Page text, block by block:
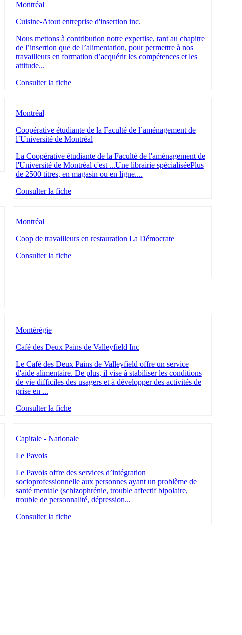
Montréal
Cuisine-Atout entreprise d'insertion inc.
Nous mettons à contribution notre expertise, tant au chapitre
de l’insertion que de l’alimentation, pour permettre à nos
travailleurs en formation d’acquérir les compétences et les
attitude...
Consulter la fiche
Montréal
Coopérative étudiante de la Faculté de l`aménagement de
l`Université de Montréal
La Coopérative étudiante de la Faculté de l'aménagement de
l'Université de Montréal c'est ...Une librairie spécialiséePlus
de 2500 titres, en magasin ou en ligne....
Consulter la fiche
Montréal
Coop de travailleurs en restauration La Démocrate
Consulter la fiche
Montérégie
Café des Deux Pains de Valleyfield Inc
Le Café des Deux Pains de Valleyfield offre un service
d'aide alimentaire. De plus, il vise à stabiliser les conditions
de vie difficiles des usagers et à développer des activités de
prise en ...
Consulter la fiche
Capitale - Nationale
Le Pavois
Le Pavois offre des services d’intégration
socioprofessionnelle aux personnes ayant un problème de
santé mentale (schizophrénie, trouble affectif bipolaire,
trouble de personnalité, dépression...
Consulter la fiche